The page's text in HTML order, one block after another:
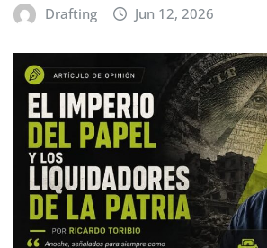
Drafting Jun 12, 2026